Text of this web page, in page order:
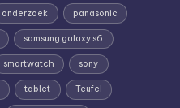
onderzoek panasonic
samsung galaxy s6
smartwatch sony
tablet Teufel